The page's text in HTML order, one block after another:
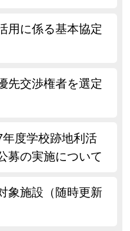
用に係る基本協定
先交渉権者を選定
年度学校跡地利活
募の実施について
象施設（随時更新